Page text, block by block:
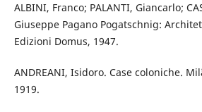
ALBINI, Franco; PALANTI, Giancarlo;
Giuseppe Pagano Pogatschnig:
Edizioni Domus, 1947.
ANDREANI, Isidoro. Case coloniche.
1919.